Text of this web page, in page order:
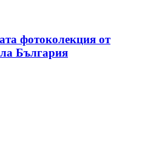
фотоколекция от
България